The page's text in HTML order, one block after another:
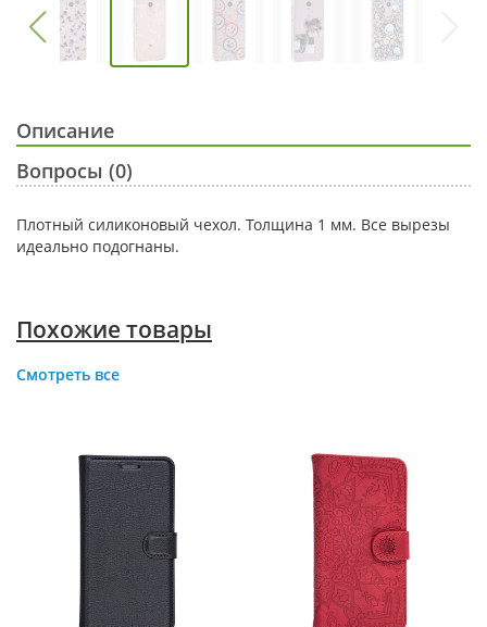
Описание
Вопросы (0)
Плотный силиконовый чехол. Толщина 1 мм. Все вырезы
идеально подогнаны.
Похожие товары
Смотреть все